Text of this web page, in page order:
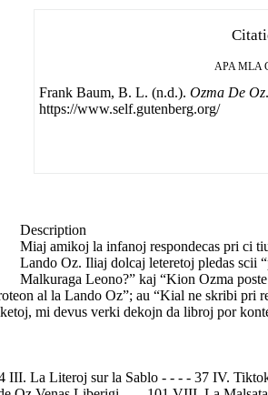
APA MLA
Frank Baum, B. L. (n.d.). Ozma De Oz
https://www.self.gutenberg.org/
Description
Miaj amikoj la infanoj respondecas pri ci
Lando Oz. Iliaj dolcaj leteretoj pledas scii
Malkuraga Leono?” kaj “Kion Ozma
al la Lando Oz”; au “Kial ne skribi pri
mi devus verki dekojn da libroj por
La Literoj sur la Sablo - - - - 37 IV.